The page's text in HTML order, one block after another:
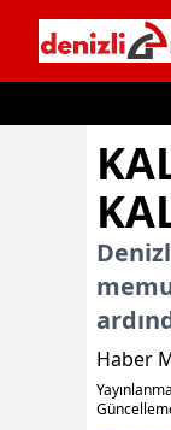
Haber